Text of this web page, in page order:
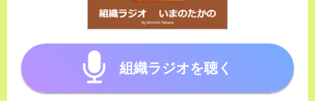
組織ラジオを聴く